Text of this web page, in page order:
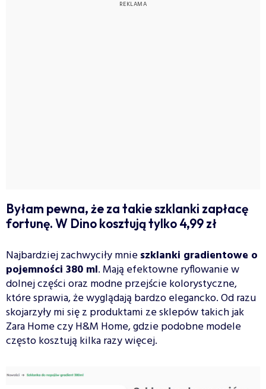
Byłam pewna, że za takie szklanki zapłacę
fortunę. W Dino kosztują tylko 4,99 zł
Najbardziej zachwyciły mnieszklanki gradientowe o
pojemności 380 ml. Mają efektowne ryflowanie w
dolnej części oraz modne przejście kolorystyczne,
które sprawia, że wyglądają bardzo elegancko. Od razu
skojarzyły mi się z produktami ze sklepów takich jak
Zara Home czy H&M Home, gdzie podobne modele
często kosztują kilka razy więcej.